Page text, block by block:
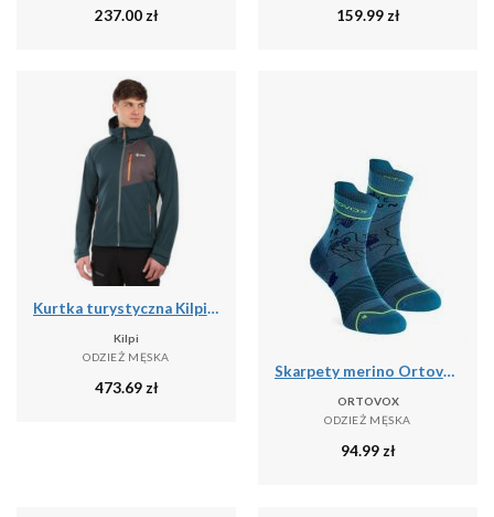
237.00 zł 159.99 zł
Kurtka turystyczna Kilpi Beltra
Kilpi
ODZIEŻ MĘSKA
473.69 zł
Skarpety merino Ortovox Alpine Light Quarter Socks
ORTOVOX
ODZIEŻ MĘSKA
94.99 zł